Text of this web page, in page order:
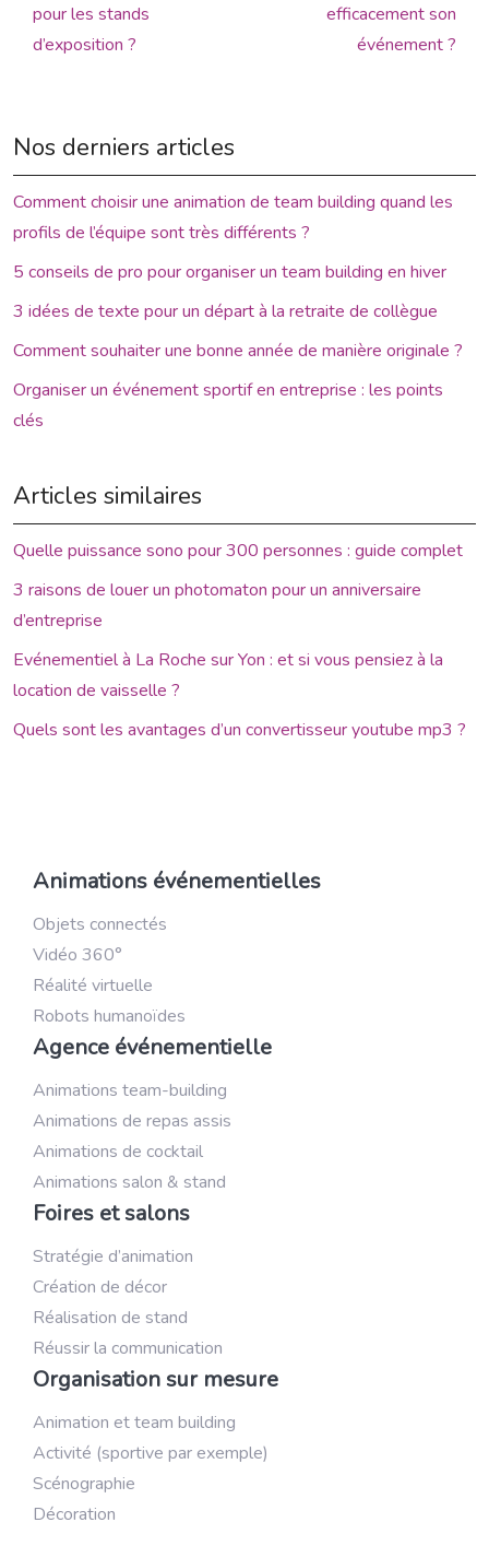
pour les stands
d’exposition ?
efficacement son
événement ?
Nos derniers articles
Comment choisir une animation de team building quand les
profils de l’équipe sont très différents ?
5 conseils de pro pour organiser un team building en hiver
3 idées de texte pour un départ à la retraite de collègue
Comment souhaiter une bonne année de manière originale ?
Organiser un événement sportif en entreprise : les points
clés
Articles similaires
Quelle puissance sono pour 300 personnes : guide complet
3 raisons de louer un photomaton pour un anniversaire
d’entreprise
Evénementiel à La Roche sur Yon : et si vous pensiez à la
location de vaisselle ?
Quels sont les avantages d’un convertisseur youtube mp3 ?
Animations événementielles
Objets connectés
Vidéo 360°
Réalité virtuelle
Robots humanoïdes
Agence événementielle
Animations team-building
Animations de repas assis
Animations de cocktail
Animations salon & stand
Foires et salons
Stratégie d’animation
Création de décor
Réalisation de stand
Réussir la communication
Organisation sur mesure
Animation et team building
Activité (sportive par exemple)
Scénographie
Décoration